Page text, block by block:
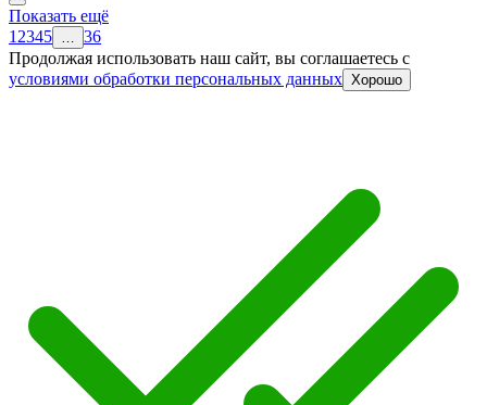
Показать ещё
1 2345
36
Продолжая использовать наш сайт, вы соглашаетесь c
условиями обработки персональных данных Хорошо